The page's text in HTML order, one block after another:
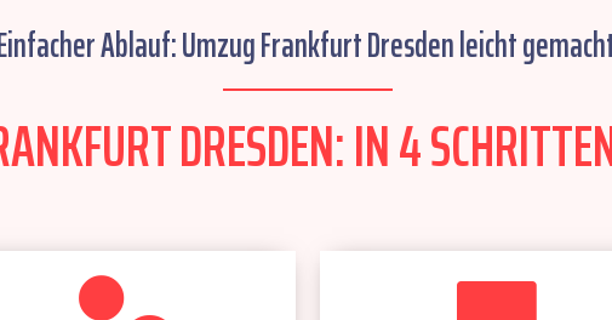
Ablauf: Umzug Frankfurt Dresden leicht
DRESDEN: IN 4